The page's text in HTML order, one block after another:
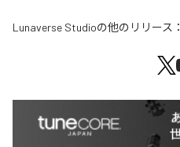
Lunaverse Studioの他のリリース：